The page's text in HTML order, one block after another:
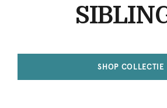
SHOP COLLECTIE